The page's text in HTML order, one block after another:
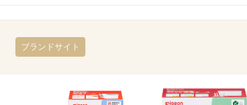
ブランドサイト